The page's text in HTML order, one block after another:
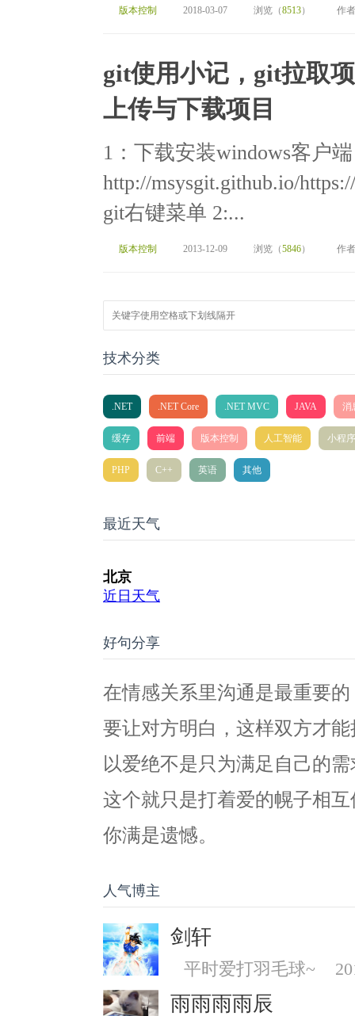
版本控制 2018-03-07 浏览（8513） 作
git使用小记，git拉取
上传与下载项目
1：下载安装windows客户端
http://msysgit.github.io/
git右键菜单 2:...
版本控制 2013-12-09 浏览（5846） 作
技术分类
.NET .NET Core .NET MVC JAVA 消
缓存 前端 版本控制 人工智能 小程序
PHP C++ 英语 其他
最近天气
好句分享
在情感关系里沟通是最重要
要让对方明白，这样双方才
以爱绝不是只为满足自己的
这个就只是打着爱的幌子相
你满是遗憾。
人气博主
剑轩
平时爱打羽毛球~
雨雨雨雨辰